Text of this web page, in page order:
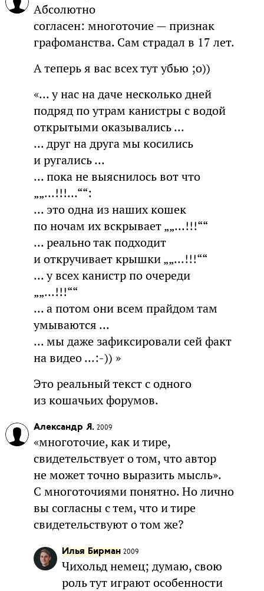
Абсолютно
согласен: многоточие — признак
графоманства. Сам страдал в 17 лет.
А теперь я вас всех тут убью ;о))
«... у нас на даче несколько дней
подряд по утрам канистры с водой
открытыми оказывались ...
... друг на друга мы косились
и ругались ...
... пока не выяснилось вот что
„„...!!!...““:
... это одна из наших кошек
по ночам их вскрывает „„...!!!““
... реально так подходит
и откручивает крышки „„...!!!““
... у всех канистр по очереди
„„...!!!““
... а потом они всем прайдом там
умываются ...
... мы даже зафиксировали сей факт
на видео ...:-)) »
Это реальный текст с одного
из кошачьих форумов.
Александр Я. 2009
«многоточие, как и тире,
свидетельствует о том, что автор
не может точно выразить мысль».
С многоточиями понятно. Но лично
вы согласны с тем, что и тире
свидетельствуют о том же?
Илья Бирман 2009
Чихольд немец; думаю, свою
роль тут играют особенности